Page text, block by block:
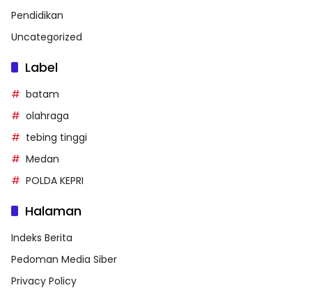
Pendidikan
Uncategorized
Label
batam
olahraga
tebing tinggi
Medan
POLDA KEPRI
Halaman
Indeks Berita
Pedoman Media Siber
Privacy Policy